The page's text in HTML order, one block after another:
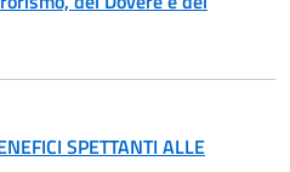
SPETTANTI ALLE